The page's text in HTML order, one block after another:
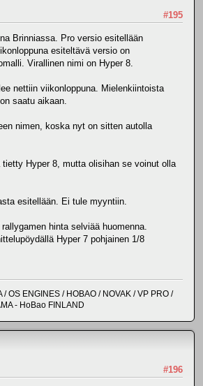
#195
Brinniassa. Pro versio esitellään
esiteltävä versio on
Virallinen nimi on Hyper 8.
nettiin viikonloppuna. Mielenkiintoista
saatu aikaan.
nimen, koska nyt on sitten autolla
Hyper 8, mutta olisihan se voinut olla
esitellään. Ei tule myyntiin.
hinta selviää huomenna.
Hyper 7 pohjainen 1/8
OS ENGINES / HOBAO / NOVAK / VP PRO /
- HoBao FINLAND
#196